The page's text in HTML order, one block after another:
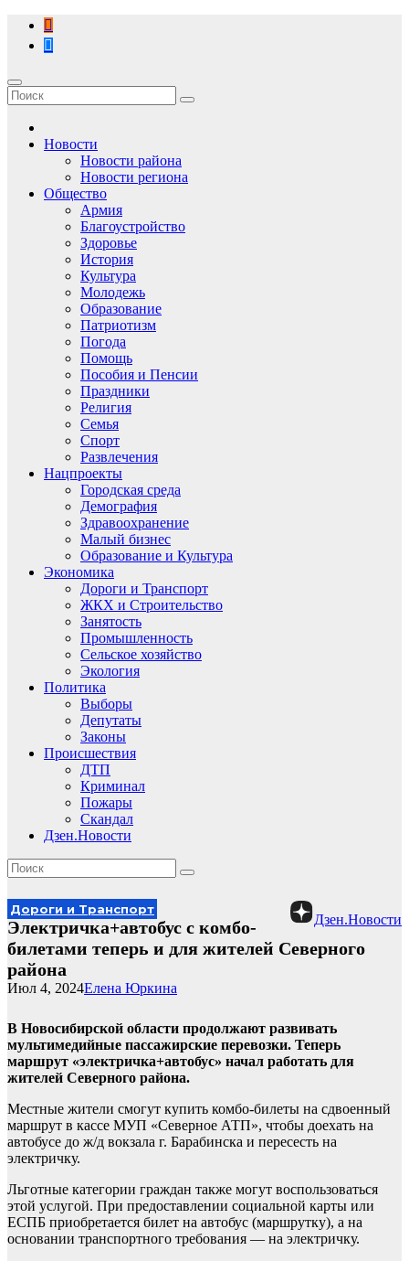
Перейти
содержимому
Новости
Новости района
Новости региона
Общество
Армия
Благоустройство
Здоровье
История
Культура
Молодежь
Образование
Патриотизм
Погода
Помощь
Пособия и Пенсии
Праздники
Религия
Семья
Спорт
Развлечения
Нацпроекты
Городская среда
Демография
Здравоохранение
Малый бизнес
Образование и Культура
Экономика
Дороги и Транспорт
ЖКХ и Строительство
Занятость
Промышленность
Сельское хозяйство
Экология
Политика
Выборы
Депутаты
Законы
Происшествия
ДТП
Криминал
Пожары
Скандал
Дзен.Новости
Дзен.Новости
Дороги и Транспорт
Электричка+автобус с комбо-
билетами теперь и для жителей Северного
района
Елена Юркина
Июл 4, 2024
В Новосибирской области продолжают развивать
мультимедийные пассажирские перевозки. Теперь
маршрут «электричка+автобус» начал работать для
жителей Северного района.
Местные жители смогут купить комбо-билеты на сдвоенный
маршрут в кассе МУП «Северное АТП», чтобы доехать на
автобусе до ж/д вокзала г. Барабинска и пересесть на
электричку.
Льготные категории граждан также могут воспользоваться
этой услугой. При предоставлении социальной карты или
ЕСПБ приобретается билет на автобус (маршрутку), а на
основании транспортного требования — на электричку.